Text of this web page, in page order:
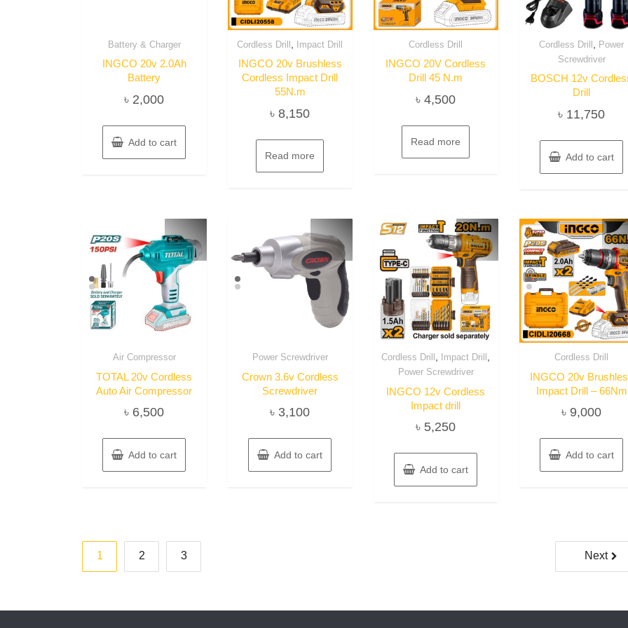
Battery & Charger
INGCO 20v 2.0Ah
Battery
৳ 2,000
Add to cart
Cordless Drill Impact Drill
INGCO 20v Brushless
Cordless Impact Drill
55N.m
৳8,150
Read more
Cordless Drill
INGCO 20V Cordless
Drill 45 N.m
৳4,500
Read more
Cordless Drill
Power
Screwdriver
BOSCH 12v
Drill
৳ 11,750
Add to cart
Air Compressor
TOTAL 20v Cordless
Auto Air Compressor
৳ 6,500
Add to cart
Power Screwdriver
Crown 3.6v Cordless
Screwdriver
৳ 3,100
Add to cart
Cordless Drill Impact Drill
Power Screwdriver
INGCO 12v Cordless
Impact drill
৳ 5,250
Add to cart
Cordless Drill
INGCO 20v
Impact Drill – 66Nm
৳ 9,000
Add to cart
Posts
pagination
1 2 3 Next